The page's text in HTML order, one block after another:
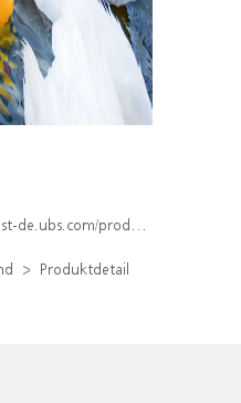
detail/index/isin/DE000WA4ZXF1
Produktdetail